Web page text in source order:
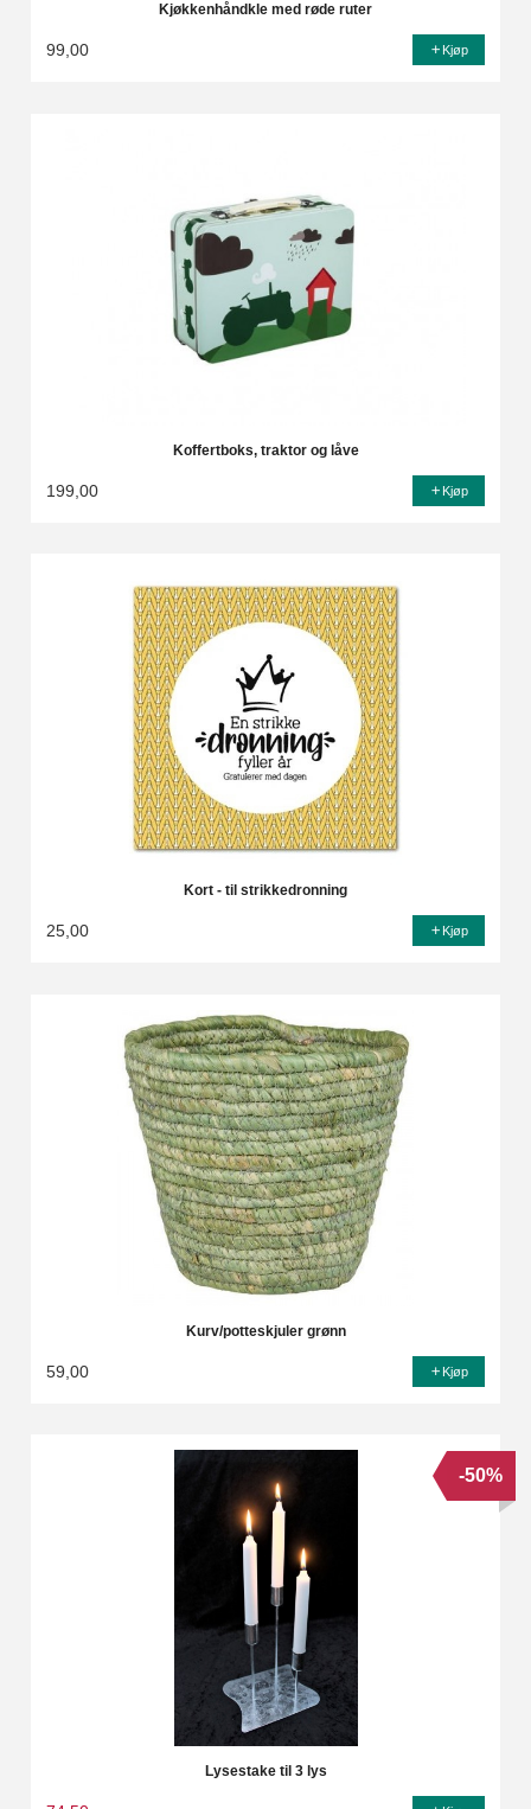
Kjøkkenhåndkle med røde ruter
99,00 Kjøp
Koffertboks, traktor og låve
199,00 Kjøp
Kort - til strikkedronning
25,00 Kjøp
Kurv/potteskjuler grønn
59,00 Kjøp
Lysestake til 3 lys
-50%